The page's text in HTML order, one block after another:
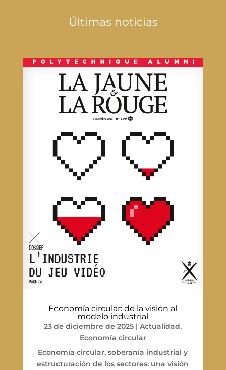
Últimas noticias
Economía circular: de la visión al
modelo industrial
23 de diciembre de 2025 |Actualidad,
Economía circular
Economía circular, soberanía industrial y
estructuración de los sectores: una visión